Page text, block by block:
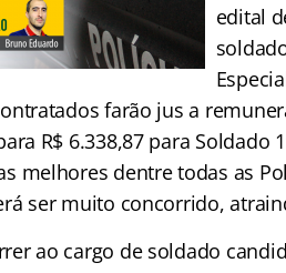
edital
farão jus a
R$ 6.338,87 para Soldado
melhores dentre todas as
ser muito concorrido,
ao cargo de soldado